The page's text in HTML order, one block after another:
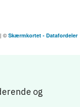
| © Skærmkortet - Datafordeler
og